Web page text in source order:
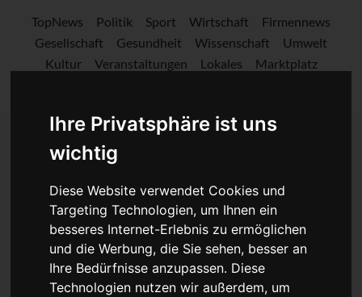
Ihre Privatsphäre ist uns
wichtig
Diese Website verwendet Cookies und
Targeting Technologien, um Ihnen ein
besseres Internet-Erlebnis zu ermöglichen
und die Werbung, die Sie sehen, besser an
Ihre Bedürfnisse anzupassen. Diese
Technologien nutzen wir außerdem, um
TopNews Politik Sport Wirtschaft
Firmennews
Gesellschaft
Gesundheit Wissenschaft
Umwelt
Kultur
Veranstaltungen Lokales
Marktplatz
Prevc fliegt zur Krone –
Deutsches Team erlebt
WM-Debakel